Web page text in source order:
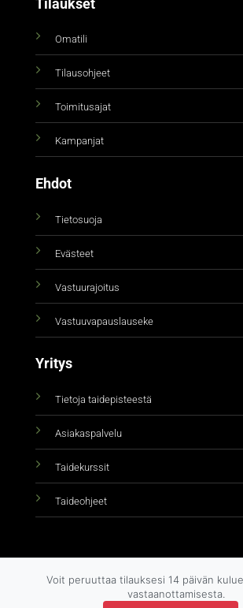
Tilaukset
Omatili
Tilausohjeet
Toimitusajat
Kampanjat
Ehdot
Tietosuoja
Evästeet
Vastuurajoitus
Vastuuvapauslauseke
Yritys
Tietoja taidepisteestä
Asiakaspalvelu
Taidekurssit
Taideohjeet
Voit peruuttaa tilauksesi 14 päivän
vastaanottamisesta.